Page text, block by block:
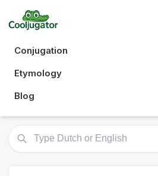
Conjugation
Etymology
Blog